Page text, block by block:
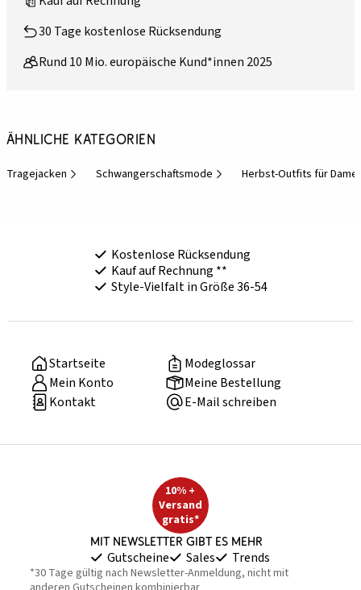
30 Tage kostenlose Rücksendung
Rund 10 Mio. europäische Kund*innen 2025
Ähnliche Kategorien
Tragejacken Schwangerschaftsmode Herbst-Outfits für
Kostenlose Rücksendung
Kauf auf Rechnung **
Style-Vielfalt in Größe 36-54
Startseite
Modeglossar
Mein Konto
Meine Bestellung
Kontakt
E-Mail schreiben
10% +
Versand
gratis*
Mit Newsletter gibt es mehr
Gutscheine Sales Trends
*30 Tage gültig nach Newsletter-Anmeldung, nicht mit